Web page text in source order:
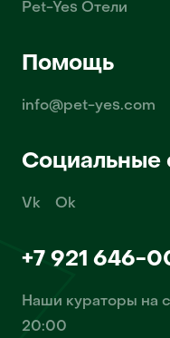
Pet-Yes Отели
Помощь
info@pet-yes.com
Социальные
Vk Ok
+7 921 646-
Наши кураторы на
20:00